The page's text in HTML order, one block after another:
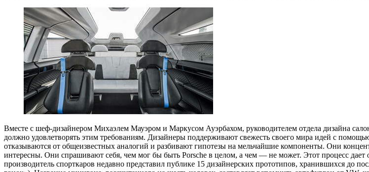
Вместе с шеф-дизайнером Михаэлем Мауэром и Маркусом Ауэрбахом, руководителем отдела дизайна
должно удовлетворять этим требованиям. Дизайнеры поддерживают свежесть своего мира идей с
отказываются от общеизвестных аналогий и разбивают гипотезы на мельчайшие компоненты. Они
интересны. Они спрашивают себя, чем мог бы быть Porsche в целом, а чем — не может. Этот процесс дает
производитель спорткаров недавно представил публике 15 дизайнерских прототипов, хранившихся до